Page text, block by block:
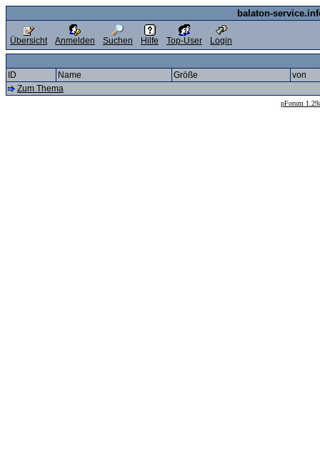
balaton-
Übersicht Anmelden Suchen Hilfe Top-User Login
ID Name Größe
von
Zum Thema
pForum